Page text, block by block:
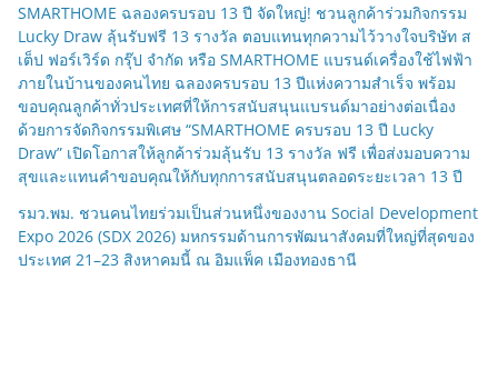
SMARTHOME ฉลองครบรอบ 13 ปี จัดใหญ่! ชวนลูกค้าร่วมกิจกรรม
Lucky Draw ลุ้นรับฟรี 13 รางวัล ตอบแทนทุกความไว้วางใจบริษัท ส
เต็ป ฟอร์เวิร์ด กรุ๊ป จำกัด หรือ SMARTHOME แบรนด์เครื่องใช้ไฟฟ้า
ภายในบ้านของคนไทย ฉลองครบรอบ 13 ปีแห่งความสำเร็จ พร้อม
ขอบคุณลูกค้าทั่วประเทศที่ให้การสนับสนุนแบรนด์มาอย่างต่อเนื่อง
ด้วยการจัดกิจกรรมพิเศษ “SMARTHOME ครบรอบ 13 ปี Lucky
Draw” เปิดโอกาสให้ลูกค้าร่วมลุ้นรับ 13 รางวัล ฟรี เพื่อส่งมอบความ
สุขและแทนคำขอบคุณให้กับทุกการสนับสนุนตลอดระยะเวลา 13 ปี
รมว.พม. ชวนคนไทยร่วมเป็นส่วนหนึ่งของงาน Social Development
Expo 2026 (SDX 2026) มหกรรมด้านการพัฒนาสังคมที่ใหญ่ที่สุดของ
ประเทศ 21–23 สิงหาคมนี้ ณ อิมแพ็ค เมืองทองธานี